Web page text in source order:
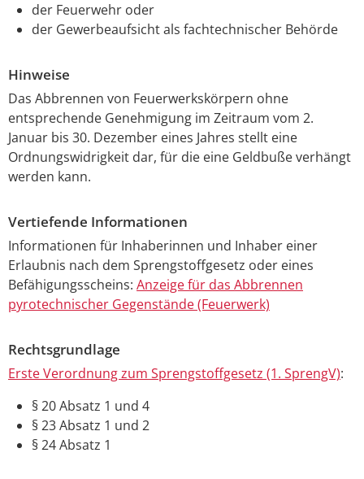
der Feuerwehr oder
der Gewerbeaufsicht als fachtechnischer Behörde
Hinweise
Das Abbrennen von Feuerwerkskörpern ohne
entsprechende Genehmigung im Zeitraum vom 2.
Januar bis 30. Dezember eines Jahres stellt eine
Ordnungswidrigkeit dar, für die eine Geldbuße verhängt
werden kann.
Vertiefende Informationen
Informationen für Inhaberinnen und Inhaber einer
Erlaubnis nach dem Sprengstoffgesetz oder eines
Befähigungsscheins: Anzeige für das Abbrennen
pyrotechnischer Gegenstände (Feuerwerk)
Rechtsgrundlage
Erste Verordnung zum Sprengstoffgesetz (1. SprengV):
§ 20 Absatz 1 und 4
§ 23 Absatz 1 und 2
§ 24 Absatz 1